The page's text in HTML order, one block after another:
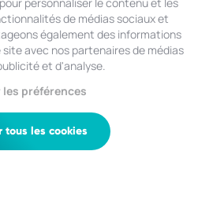
personnaliser le contenu et les
de médias sociaux et
également des informations
avec nos partenaires de médias
et d'analyse.
préférences
tous les cookies